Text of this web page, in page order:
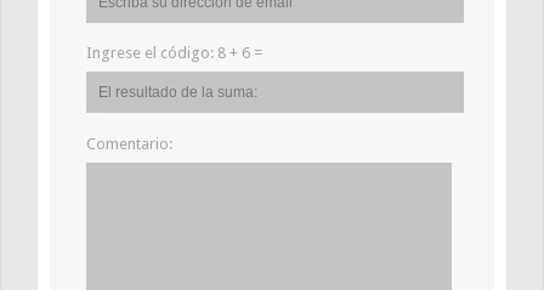
Ingrese el código: 8 + 6 =
Comentario: